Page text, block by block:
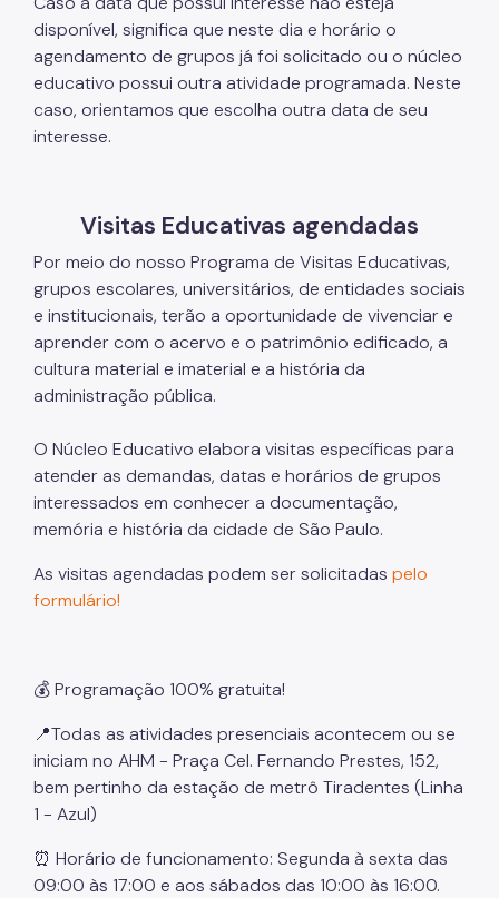
disponível, significa que neste dia e horário o
agendamento de grupos já foi solicitado ou o núcleo
educativo possui outra atividade programada. Neste
caso, orientamos que escolha outra data de seu
interesse.
Visitas Educativas agendadas
Por meio do nosso Programa de Visitas Educativas,
grupos escolares, universitários, de entidades sociais
e institucionais, terão a oportunidade de vivenciar e
aprender com o acervo e o patrimônio edificado, a
cultura material e imaterial e a história da
administração pública.
O Núcleo Educativo elabora visitas específicas para
atender as demandas, datas e horários de grupos
interessados em conhecer a documentação,
memória e história da cidade de São Paulo.
As visitas agendadas podem ser solicitadas pelo
formulário!
💰 Programação 100% gratuita!
📍Todas as atividades presenciais acontecem ou se
iniciam no AHM - Praça Cel. Fernando Prestes, 152,
bem pertinho da estação de metrô Tiradentes (Linha
1 - Azul)
⏰ Horário de funcionamento: Segunda à sexta das
09:00 às 17:00 e aos sábados das 10:00 às 16:00.